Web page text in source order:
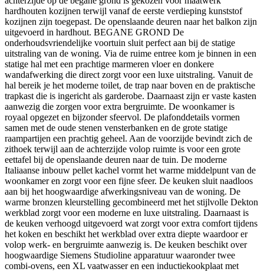
hardhouten kozijnen terwijl vanaf de eerste verdieping kunststof
kozijnen zijn toegepast. De openslaande deuren naar het balkon zijn
uitgevoerd in hardhout. BEGANE GROND De
onderhoudsvriendelijke voortuin sluit perfect aan bij de statige
uitstraling van de woning. Via de ruime entree kom je binnen in een
statige hal met een prachtige marmeren vloer en donkere
wandafwerking die direct zorgt voor een luxe uitstraling. Vanuit de
hal bereik je het moderne toilet, de trap naar boven en de praktische
trapkast die is ingericht als garderobe. Daarnaast zijn er vaste kasten
aanwezig die zorgen voor extra bergruimte. De woonkamer is
royaal opgezet en bijzonder sfeervol. De plafonddetails vormen
samen met de oude stenen vensterbanken en de grote statige
raampartijen een prachtig geheel. Aan de voorzijde bevindt zich de
zithoek terwijl aan de achterzijde volop ruimte is voor een grote
eettafel bij de openslaande deuren naar de tuin. De moderne
Italiaanse inbouw pellet kachel vormt het warme middelpunt van de
woonkamer en zorgt voor een fijne sfeer. De keuken sluit naadloos
aan bij het hoogwaardige afwerkingsniveau van de woning. De
warme bronzen kleurstelling gecombineerd met het stijlvolle Dekton
werkblad zorgt voor een moderne en luxe uitstraling. Daarnaast is
de keuken verhoogd uitgevoerd wat zorgt voor extra comfort tijdens
het koken en beschikt het werkblad over extra diepte waardoor er
volop werk- en bergruimte aanwezig is. De keuken beschikt over
hoogwaardige Siemens Studioline apparatuur waaronder twee
combi-ovens, een XL vaatwasser en een inductiekookplaat met